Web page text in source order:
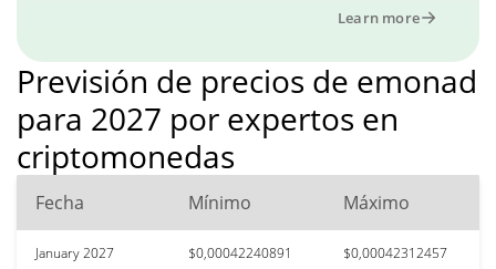
Learn more
Previsión de precios de emonad
para 2027 por expertos en
criptomonedas
Fecha Mínimo Máximo
January 2027 $0,00042240891 $0,00042312457